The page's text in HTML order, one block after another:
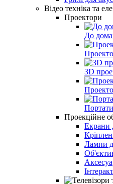
Відео техніка та
Проектори
До
3D
Проекційне
Екрани
Лампи